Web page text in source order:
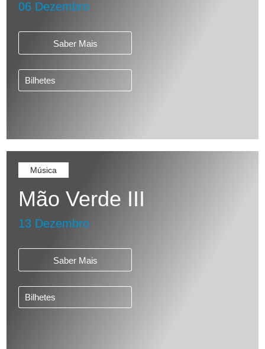
06 Dezembro
Saber Mais
Bilhetes
Música
Mão Verde III
13 Dezembro
Saber Mais
Bilhetes